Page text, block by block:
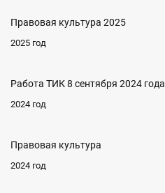
Правовая культура 2025
2025 год
Работа ТИК 8 сентября 2024 года
2024 год
Правовая культура
2024 год